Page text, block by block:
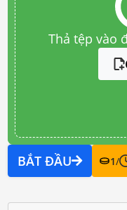
Thả tệp vào
BẮT ĐẦU 1/